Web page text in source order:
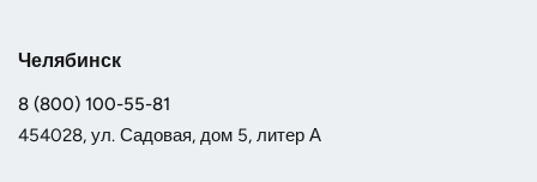
Челябинск
8 (800) 100-55-81
454028, ул. Садовая, дом 5, литер А